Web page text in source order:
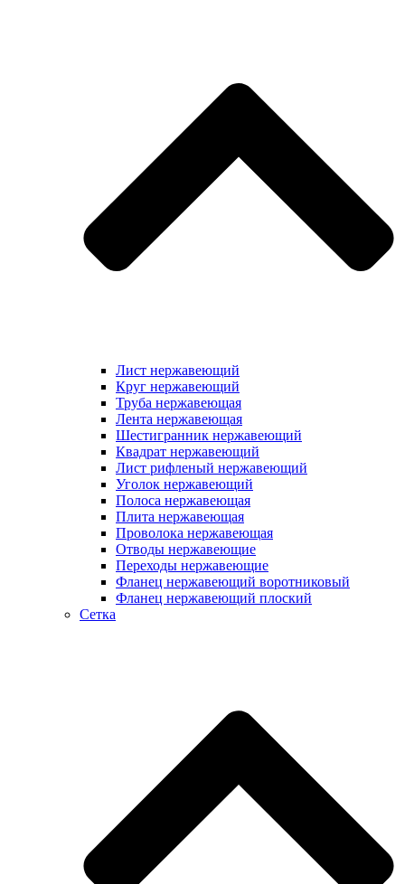
Лист нержавеющий
Круг нержавеющий
Труба нержавеющая
Лента нержавеющая
Шестигранник нержавеющий
Квадрат нержавеющий
Лист рифленый нержавеющий
Уголок нержавеющий
Полоса нержавеющая
Плита нержавеющая
Проволока нержавеющая
Отводы нержавеющие
Переходы нержавеющие
Фланец нержавеющий воротниковый
Фланец нержавеющий плоский
Сетка